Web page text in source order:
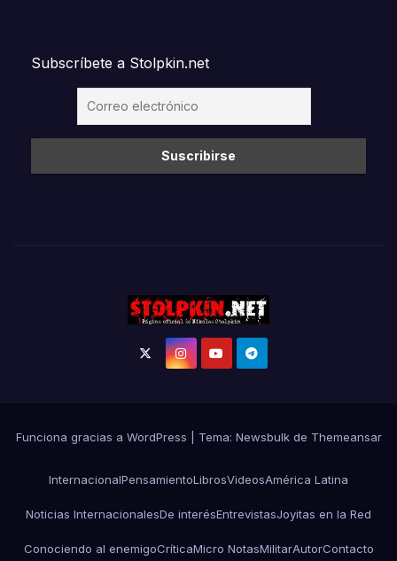
Subscríbete a Stolpkin.net
Funciona gracias a WordPress Tema: Newsbulkde Themeansar
InternacionalPensamientoLibrosVideosAmérica Latina
Noticias InternacionalesDe interésEntrevistasJoyitas en la Red
Conociendo al enemigoCríticaMicro NotasMilitarAutorContacto